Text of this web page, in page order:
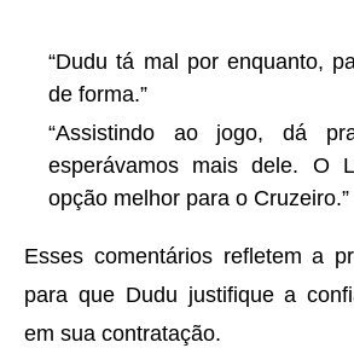
“Dudu tá mal por enquanto,
de forma.”
“Assistindo ao jogo, dá
esperávamos mais dele. O
opção melhor para o Cruzeiro.”
Esses comentários refletem a
para que Dudu justifique a
em sua contratação.